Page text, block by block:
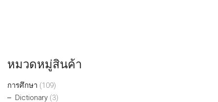
หมวดหมู่สินค้า
การศึกษา (109)
Dictionary (3)